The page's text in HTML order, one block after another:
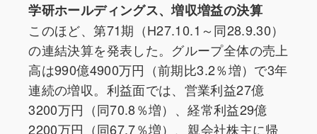
学研ホールディングス、増収増益の決算
このほど、第71期（H27.10.1～同28.9.30）
の連結決算を発表した。グループ全体の売上
高は990億4900万円（前期比3.2％増）で3年
連続の増収。利益面では、営業利益27億
3200万円（同70.8％増）、経常利益29億
2200万円（同67.7％増）、親会社株主に帰